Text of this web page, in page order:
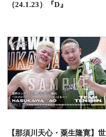
（24.1.23）『D』
【那須川天心・粟生隆寛】世